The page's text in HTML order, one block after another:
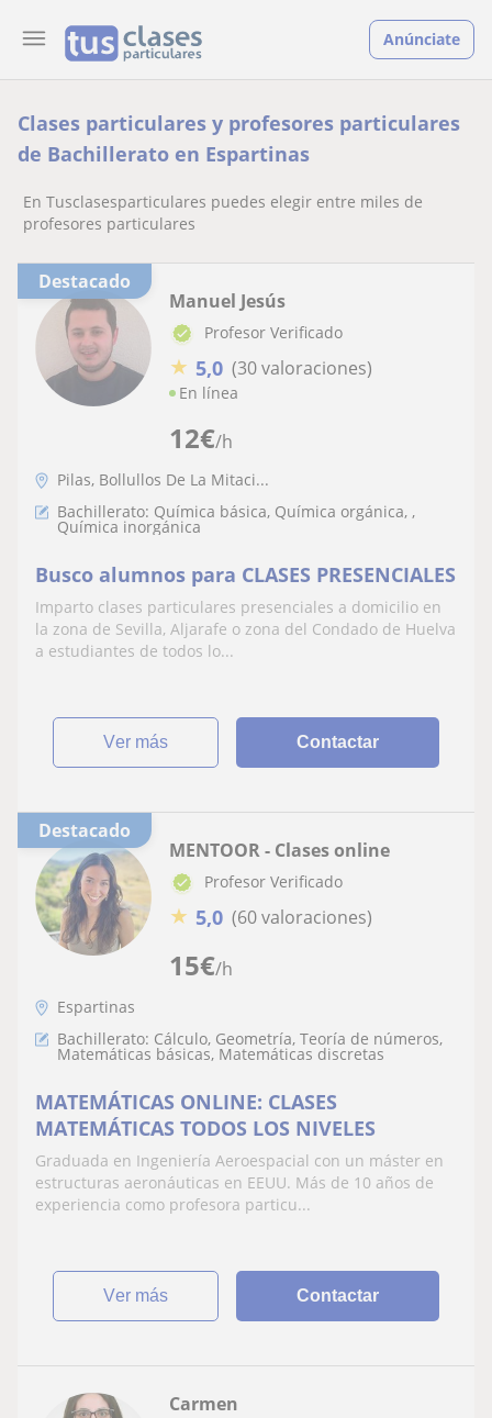
Anúnciate
Clases particulares y profesores particulares
de Bachillerato en Espartinas
En Tusclasesparticulares puedes elegir entre miles de
profesores particulares
Destacado
12€/h
Manuel Jesús
Profesor Verificado
★ 5,0 (30 valoraciones)
En línea
Pilas, Bollullos De La Mitaci...
Bachillerato: Química básica, Química orgánica, ,
Química inorgánica
Busco alumnos para CLASES PRESENCIALES
Imparto clases particulares presenciales a domicilio en
la zona de Sevilla, Aljarafe o zona del Condado de Huelva
a estudiantes de todos lo...
ver más Contactar
Destacado
15€/h
MENTOOR - Clases online
Profesor Verificado
★ 5,0 (60 valoraciones)
Espartinas
Bachillerato: Cálculo, Geometría, Teoría de números,
Matemáticas básicas, Matemáticas discretas
MATEMÁTICAS ONLINE: CLASES
MATEMÁTICAS TODOS LOS NIVELES
Graduada en Ingeniería Aeroespacial con un máster en
estructuras aeronáuticas en EEUU. Más de 10 años de
experiencia como profesora particu...
ver más Contactar
Carmen